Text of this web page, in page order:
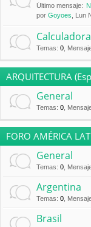
Último mensaje:
por Goyoes , Lun
Temas: 0
ARQUITECTURA
General
Temas: 0
FORO AMÉRICA
General
Temas: 0
Argentina
Temas: 0
Brasil